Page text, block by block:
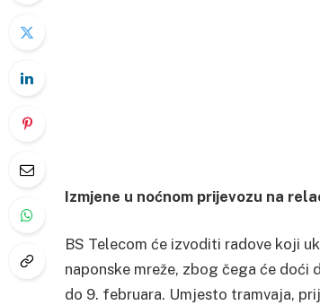
Izmjene u noćnom prijevozu na
BS Telecom će izvoditi radove koji
naponske mreže, zbog čega će doći
do 9. februara. Umjesto tramvaja,